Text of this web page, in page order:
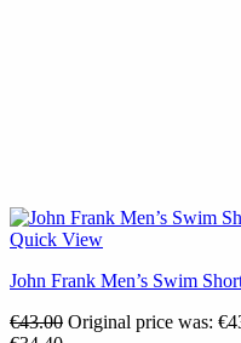
Quick View
John Frank Men’s Swim
€43.00 Original price was: